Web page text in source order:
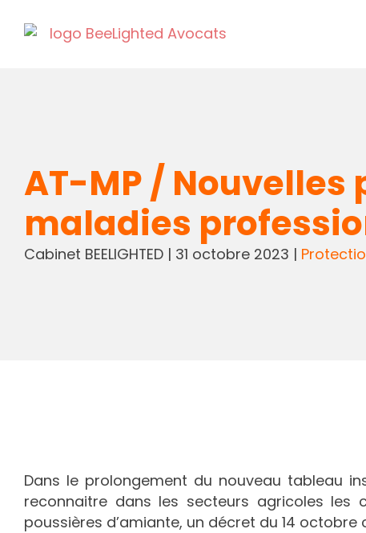
AT-MP /
maladies
Cabinet BEELIGHTED| 31 octobre 2023 |
Dans le prolongement du nouveau tableau
reconnaitre dans les secteurs agricoles les
poussières d’amiante, un décret du 14